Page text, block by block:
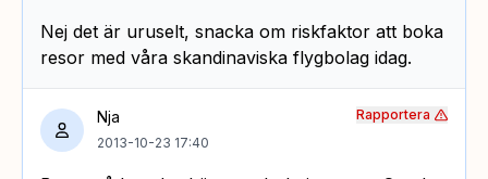
Nej det är uruselt, snacka om riskfaktor att boka
resor med våra skandinaviska flygbolag idag.
Nja
2013-10-23 17:40
Rapportera